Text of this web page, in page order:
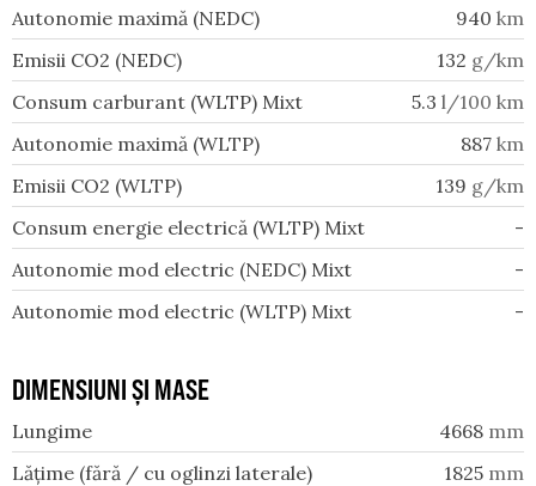
Autonomie maximă (NEDC)
940 km
Emisii CO2 (NEDC)
132 g/km
Consum carburant (WLTP) Mixt
5.3 l/100 km
Autonomie maximă (WLTP)
887 km
Emisii CO2 (WLTP)
139 g/km
Consum energie electrică (WLTP) Mixt
-
Autonomie mod electric (NEDC) Mixt
-
Autonomie mod electric (WLTP) Mixt
-
DIMENSIUNI ȘI MASE
Lungime 4668 mm
Lățime (fără / cu oglinzi laterale)
1825 mm